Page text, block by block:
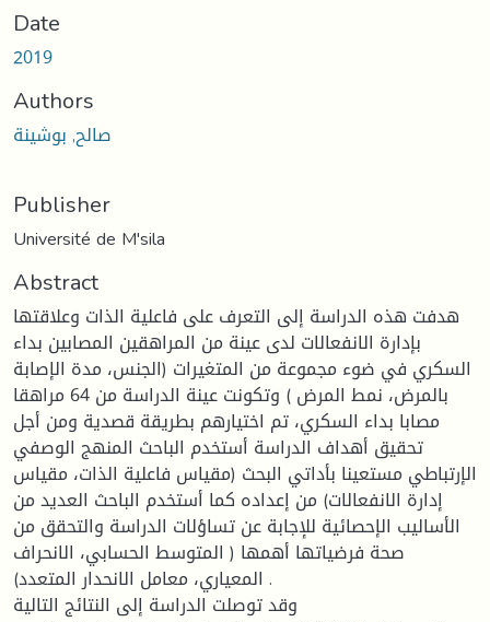
Date
2019
Authors
صالح, بوشينة
Publisher
Université de M'sila
Abstract
هدفت هذه الدراسة إلى التعرف على فاعلية الذات وعلاقتها
بإدارة الانفعالات لدى عينة من المراهقين المصابين بداء
السكري في ضوء مجموعة من المتغيرات (الجنس، مدة الإصابة
بالمرض، نمط المرض ) وتكونت عينة الدراسة من 64 مراهقا
مصابا بداء السكري، تم اختيارهم بطريقة قصدية ومن أجل
تحقيق أهداف الدراسة أستخدم الباحث المنهج الوصفي
الإرتباطي مستعينا بأداتي البحث (مقياس فاعلية الذات، مقياس
إدارة الانفعالات) من إعداده كما أستخدم الباحث العديد من
الأساليب الإحصائية للإجابة عن تساؤلات الدراسة والتحقق من
صحة فرضياتها أهمها ( المتوسط الحسابي، الانحراف
المعياري، معامل الانحدار المتعدد) .
وقد توصلت الدراسة إلى النتائج التالية